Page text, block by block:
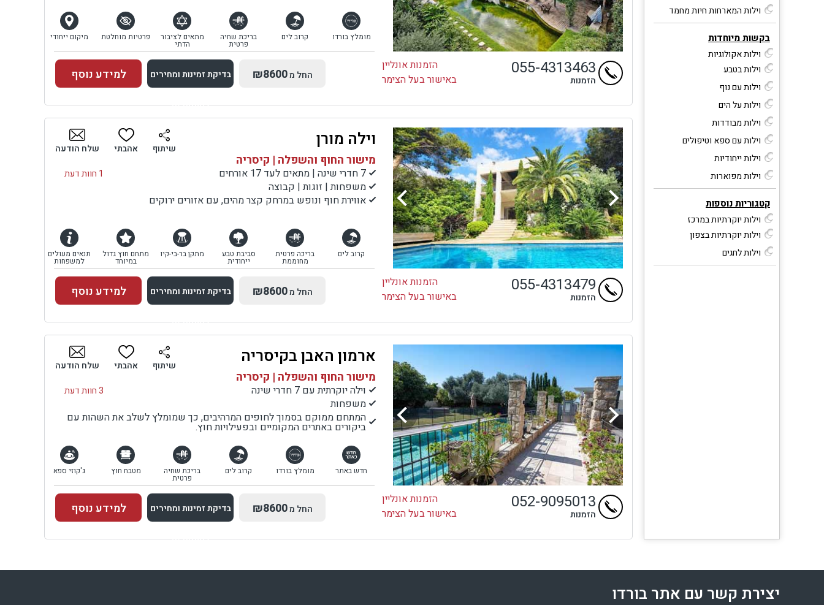
וילות המארחות חיות מחמד
בקשות מיוחדות
וילות אקולוגיות
וילות בטבע
וילות עם נוף
וילות על הים
וילות מבודדות
וילות עם ספא וטיפולים
וילות ייחודיות
וילות מפוארות
קטגוריות נוספות
וילות יוקרתיות במרכז
וילות יוקרתיות בצפון
וילות לחגים
מומלץ בורדו קרוב לים בריכת שחיה
פרטית
מתאים לציבור
הדתי
פרטיות מוחלטת מיקום ייחודי
הזמנות אונליין
באישור בעל הצימר
055-4313463
הזמנות החל מ₪8600 בדיקת זמינות ומחירים
למתחם זה
בדיקת זמינות ומחירים
למידע נוסף
וילה מורן
מישור החוף והשפלה | קיסריה
1 חוות דעת
7 חדרי שינה | מתאים לעד 17 אורחים
משפחות | זוגות | קבוצה
אווירת חוף ונופש במרחק קצר מהים, עם אזורים ירוקים
שיתוף אהבתי שלח הודעה
קרוב לים בריכה פרטית
מחוממת
סביבת טבע
ייחודית
מתקן בר-בי-קיו מתחם חוץ גדול
במיוחד
תנאים מעולים
למשפחות
הזמנות אונליין
באישור בעל הצימר
055-4313479
הזמנות החל מ₪8600 בדיקת זמינות ומחירים
למתחם זה
בדיקת זמינות ומחירים
למידע נוסף
ארמון האבן בקיסריה
מישור החוף והשפלה | קיסריה
3 חוות דעת
וילה יוקרתית עם 7 חדרי שינה
משפחות
המתחם ממוקם בסמוך לחופים המרהיבים, כך שמומלץ לשלב את השהות עם
ביקורים באתרים המקומיים ובפעילויות חוץ.
שיתוף אהבתי שלח הודעה
חדש באתר מומלץ בורדו קרוב לים בריכת שחיה
פרטית
מטבח חוץ ג'קוזי ספא
הזמנות אונליין
באישור בעל הצימר
052-9095013
הזמנות החל מ₪8600 בדיקת זמינות ומחירים
למתחם זה
בדיקת זמינות ומחירים
למידע נוסף
יצירת קשר עם אתר בורדו